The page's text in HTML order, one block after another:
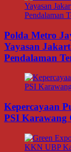
Polda Metro
Yayasan
Pendalaman
Kepercayaan
PSI Karawang